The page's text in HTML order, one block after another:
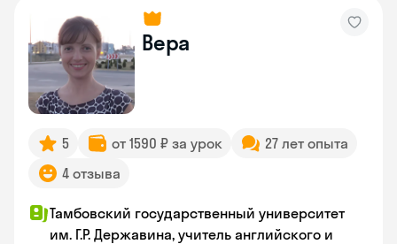
Вера
5 от 1590 ₽ за урок
27 лет опыта
4 отзыва
Тамбовский государственный университет
им. Г.Р. Державина, учитель английского и